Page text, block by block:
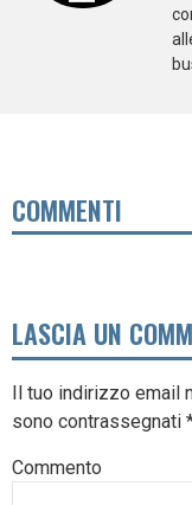
COMMENTI
LASCIA UN
Il tuo indirizzo email
sono contrassegnati
Commento